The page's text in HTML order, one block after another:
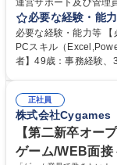
運営サポート及び管理
事務所内での事務業務
【年収補足】532万円
実績） ＋管理業務主
人社計画研究所社のグ
無/年休123日
必要な経験・能
必要な経験・能力等 【
PCスキル（Excel,PowerPoint,Word） ■
者】49歳：事務経験、32歳：
得出来ております！ 【
を一律支給！ ■管理業務主任者資格取得後には50,000円/月の手当あり！
学歴・資格 学歴：大
一種運転免許普通自動
正社員
株式会社Cygames
【第二新卒オー
ゲーム/WEB面接